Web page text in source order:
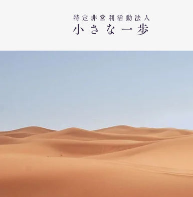
特定非営利活動法人​
小さな一歩